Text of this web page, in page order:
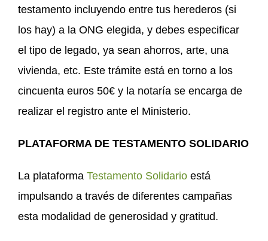
testamento incluyendo entre tus herederos (si
los hay) a la ONG elegida, y debes especificar
el tipo de legado, ya sean ahorros, arte, una
vivienda, etc. Este trámite está en torno a los
cincuenta euros 50€ y la notaría se encarga de
realizar el registro ante el Ministerio.
PLATAFORMA DE TESTAMENTO SOLIDARIO
La plataforma Testamento Solidario está
impulsando a través de diferentes campañas
esta modalidad de generosidad y gratitud.